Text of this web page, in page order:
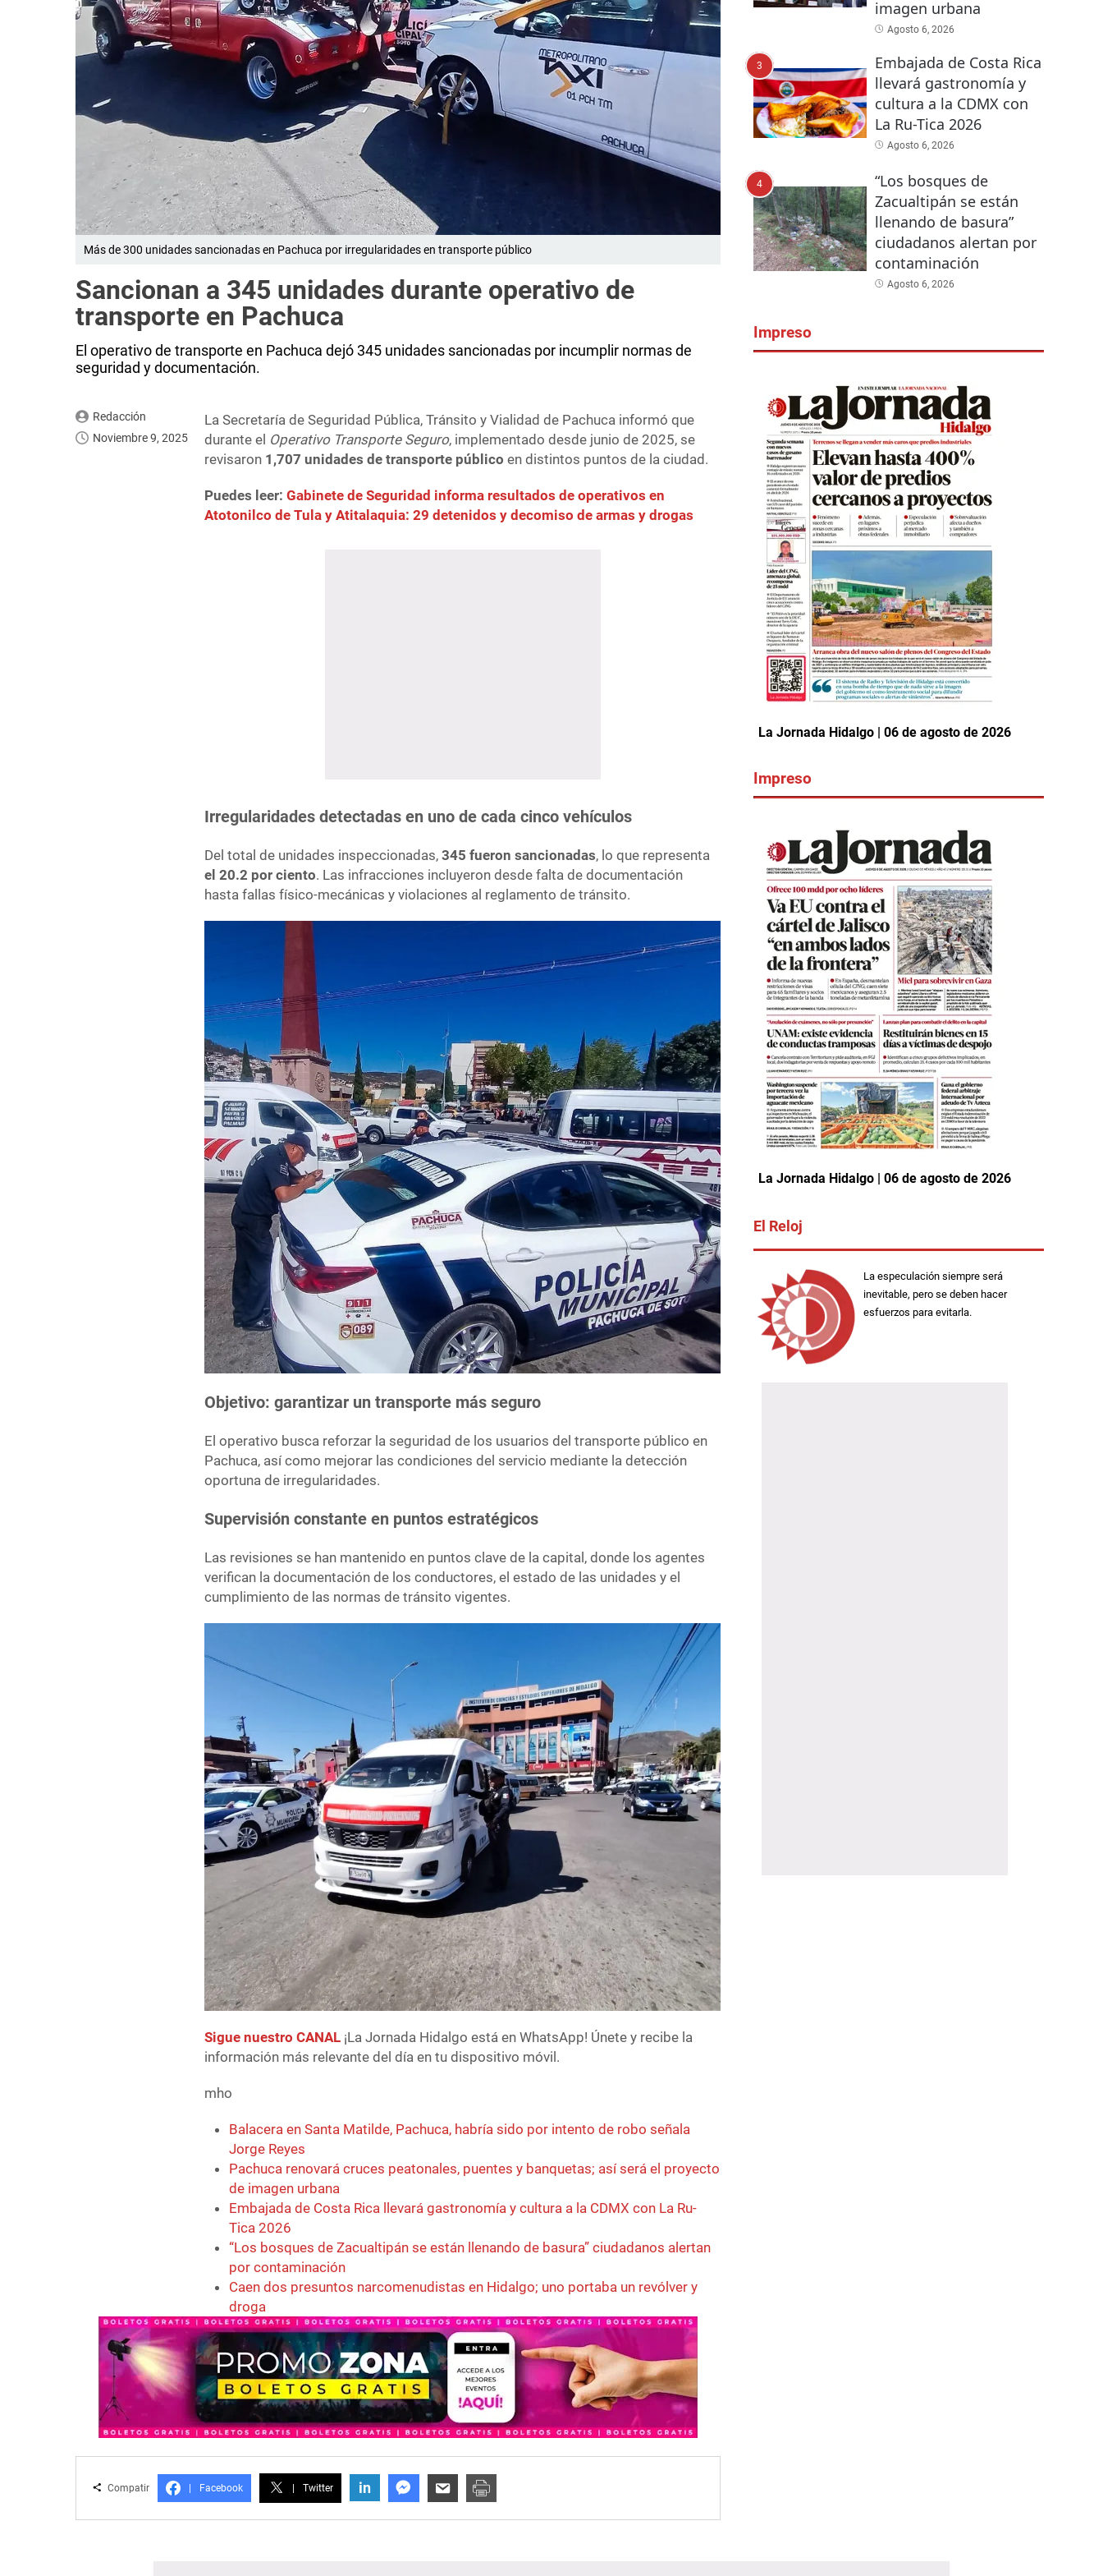
Más de 300 unidades sancionadas en Pachuca por irregularidades en transporte público
Sancionan a 345 unidades durante operativo de
transporte en Pachuca
El operativo de transporte en Pachuca dejó 345 unidades sancionadas por incumplir normas de
seguridad y documentación.
Redacción
Noviembre 9, 2025
La Secretaría de Seguridad Pública, Tránsito y Vialidad de Pachuca informó que
durante el Operativo Transporte Seguro, implementado desde junio de 2025, se
revisaron 1,707 unidades de transporte público en distintos puntos de la ciudad.
Puedes leer:Gabinete de Seguridad informa resultados de operativos en
Atotonilco de Tula y Atitalaquia: 29 detenidos y decomiso de armas y drogas
Irregularidades detectadas en uno de cada cinco vehículos
Del total de unidades inspeccionadas,345 fueron sancionadas, lo que representa
el 20.2 por ciento. Las infracciones incluyeron desde falta de documentación
hasta fallas físico-mecánicas y violaciones al reglamento de tránsito.
Objetivo: garantizar un transporte más seguro
El operativo busca reforzar la seguridad de los usuarios del transporte público en
Pachuca, así como mejorar las condiciones del servicio mediante la detección
oportuna de irregularidades.
Supervisión constante en puntos estratégicos
Las revisiones se han mantenido en puntos clave de la capital, donde los agentes
verifican la documentación de los conductores, el estado de las unidades y el
cumplimiento de las normas de tránsito vigentes.
Sigue nuestro CANAL ¡La Jornada Hidalgo está en WhatsApp! Únete y recibe la
información más relevante del día en tu dispositivo móvil.
mho
Balacera en Santa Matilde, Pachuca, habría sido por intento de robo señala
Jorge Reyes
Pachuca renovará cruces peatonales, puentes y banquetas; así será el proyecto
de imagen urbana
Embajada de Costa Rica llevará gastronomía y cultura a la CDMX con La Ru-
Tica 2026
“Los bosques de Zacualtipán se están llenando de basura” ciudadanos alertan
por contaminación
Caen dos presuntos narcomenudistas en Hidalgo; uno portaba un revólver y
droga
Compatir | Facebook | Twitter in
imagen urbana
Agosto 6, 2026
3
Embajada de Costa Rica
llevará gastronomía y
cultura a la CDMX con
La Ru-Tica 2026
Agosto 6, 2026
4
“Los bosques de
Zacualtipán se están
llenando de basura”
ciudadanos alertan por
contaminación
Agosto 6, 2026
Impreso
La Jornada Hidalgo | 06 de agosto de 2026
Impreso
La Jornada Hidalgo | 06 de agosto de 2026
El Reloj
La especulación siempre será
inevitable, pero se deben hacer
esfuerzos para evitarla.